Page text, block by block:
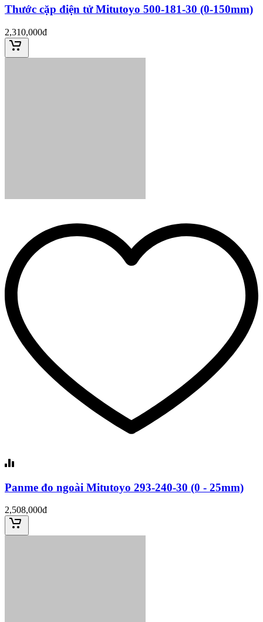
Thước cặp điện tử Mitutoyo 500-181-30 (0-150mm)
2,310,000đ
Panme đo ngoài Mitutoyo 293-240-30 (0 - 25mm)
2,508,000đ